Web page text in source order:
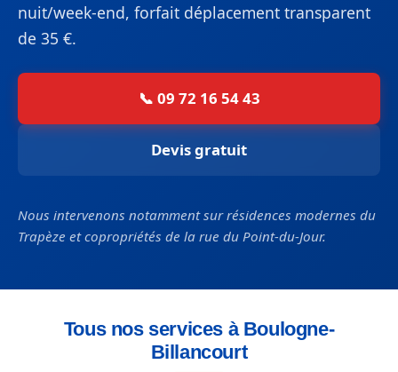
nuit/week-end, forfait déplacement transparent
de 35 €.
📞 09 72 16 54 43
Devis gratuit
Nous intervenons notamment sur résidences modernes du
Trapèze et copropriétés de la rue du Point-du-Jour.
Tous nos services à Boulogne-
Billancourt